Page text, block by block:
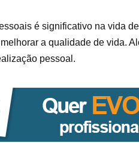
é significativo na vida
a qualidade de vida.
pessoal.